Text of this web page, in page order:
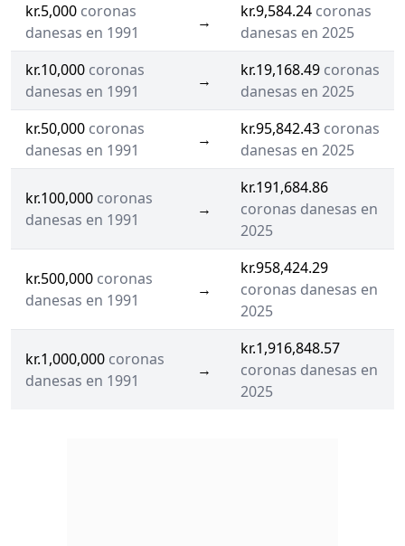
kr.5,000 coronas
danesas en 1991
→
kr.9,584.24 coronas
danesas en 2025
kr.10,000 coronas
danesas en 1991
→
kr.19,168.49 coronas
danesas en 2025
kr.50,000 coronas
danesas en 1991
→
kr.95,842.43 coronas
danesas en 2025
kr.100,000 coronas
danesas en 1991
→
kr.191,684.86
coronas danesas en
2025
kr.500,000 coronas
danesas en 1991
→
kr.958,424.29
coronas danesas en
2025
kr.1,000,000 coronas
danesas en 1991
→
kr.1,916,848.57
coronas danesas en
2025